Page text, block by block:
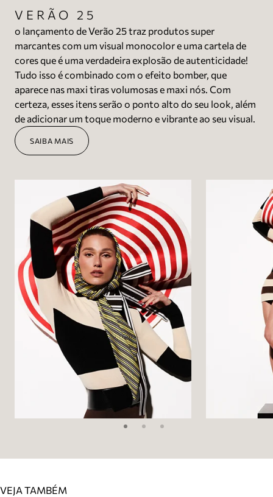
VERÃO 25
o lançamento de Verão 25 traz produtos super
marcantes com um visual monocolor e uma cartela de
cores que é uma verdadeira explosão de autenticidade!
Tudo isso é combinado com o efeito bomber, que
aparece nas maxi tiras volumosas e maxi nós. Com
certeza, esses itens serão o ponto alto do seu look, além
de adicionar um toque moderno e vibrante ao seu visual.
SAIBA MAIS
VEJA TAMBÉM